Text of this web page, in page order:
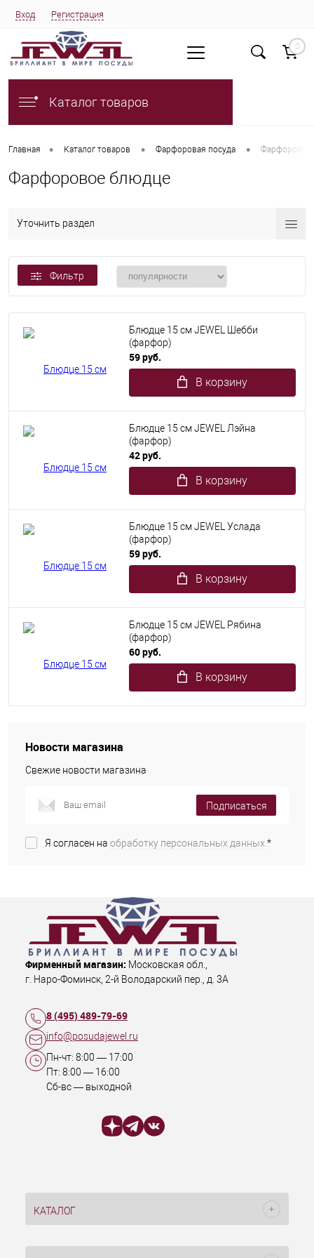
Вход Регистрация
0
Каталог товаров
Главная • Каталог товаров • Фарфоровая посуда • Фарфоровое
Фарфоровое блюдце
Уточнить раздел
Фильтр
Блюдце 15 см JEWEL Шебби
(фарфор)
59 руб.
В корзину
Блюдце 15 см JEWEL Лэйна
(фарфор)
42 руб.
В корзину
Блюдце 15 см JEWEL Услада
(фарфор)
59 руб.
В корзину
Блюдце 15 см JEWEL Рябина
(фарфор)
60 руб.
В корзину
Новости магазина
Свежие новости магазина
Подписаться
Я согласен на обработку персональных данных.*
Фирменный магазин: Московская обл.,
г. Наро-Фоминск, 2-й Володарский пер., д. 3А
8 (495) 489-79-69
info@posudajewel.ru
Пн-чт: 8:00 — 17:00
Пт: 8:00 — 16:00
Сб-вс — выходной
КАТАЛОГ